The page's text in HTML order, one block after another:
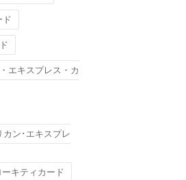
ド
エキスプレス・カ
カン･エキスプレ
ーキティカード